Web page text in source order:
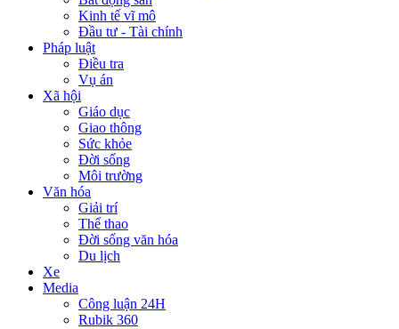
Kinh tế vĩ mô
Đầu tư - Tài chính
Pháp luật
Điều tra
Vụ án
Xã hội
Giáo dục
Giao thông
Sức khỏe
Đời sống
Môi trường
Văn hóa
Giải trí
Thể thao
Đời sống văn hóa
Du lịch
Xe
Media
Công luận 24H
Rubik 360